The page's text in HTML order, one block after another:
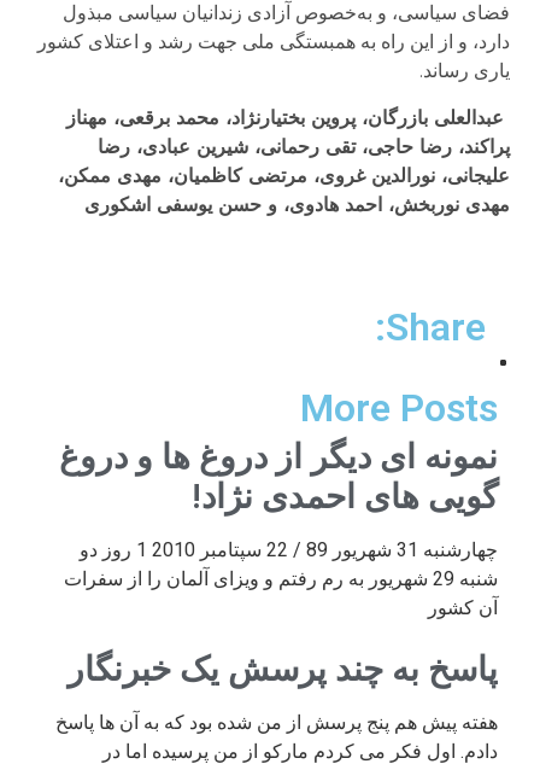
فضای سیاسی، و به‌خصوص آزادی زندانیان سیاسی مبذول
دارد، و از این راه به همبستگی ملی جهت رشد و اعتلای کشور
یاری رساند.
عبدالعلی بازرگان، پروین بختیارنژاد، محمد برقعی، مهناز
پراکند، رضا حاجی، تقی رحمانی، شیرین عبادی، رضا
علیجانی، نورالدین غروی، مرتضی کاظمیان، مهدی ممکن،
مهدی نوربخش، احمد هادوی، و حسن یوسفی اشکوری
Share:
More Posts
نمونه ای دیگر از دروغ ها و دروغ
گویی های احمدی نژاد!
چهارشنبه 31 شهریور 89 / 22 سپتامبر 2010 1 روز دو
شنبه 29 شهریور به رم رفتم و ویزای آلمان را از سفرات
آن کشور
پاسخ به چند پرسش یک خبرنگار
هفته پیش هم پنج پرسش از من شده بود که به آن ها پاسخ
دادم. اول فکر می کردم مارکو از من پرسیده اما در